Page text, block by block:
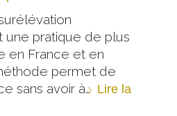
une pratique de plus
en France et en
permet de
sans avoir à… Lire la